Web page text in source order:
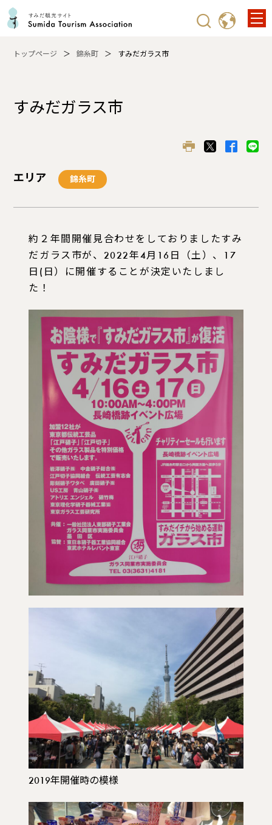
トップページ 錦糸町 すみだガラス市
すみだガラス市
エリア 錦糸町
約２年間開催見合わせをしておりましたすみ
だガラス市が、2022年4月16日（土）、17
日(日）に開催することが決定いたしまし
た！
2019年開催時の模様